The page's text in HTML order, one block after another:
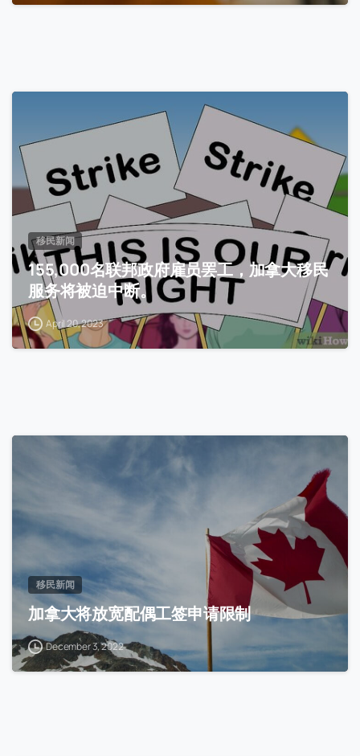
移民新闻
155,000名联邦政府雇员罢工，加拿大移民
服务将被迫中断。
April 20, 2023
移民新闻
加拿大将放宽配偶工签申请限制
December 3, 2022